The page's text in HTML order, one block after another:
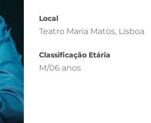
Local
Teatro Maria Matos, Lisboa
Classificação Etária
M/06 anos